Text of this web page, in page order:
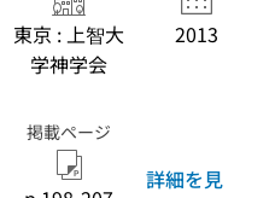
東京 : 上智大
学神学会
2013
掲載ページ
詳細を見